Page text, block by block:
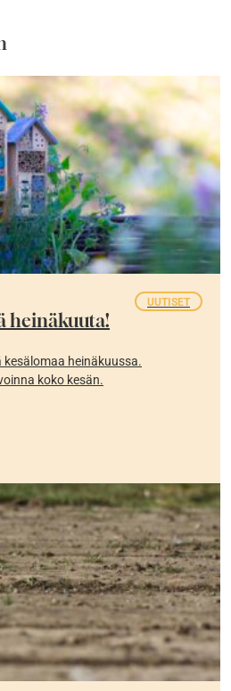
UUTISET
heinäkuuta!
heinäkuussa.
koko kesän.